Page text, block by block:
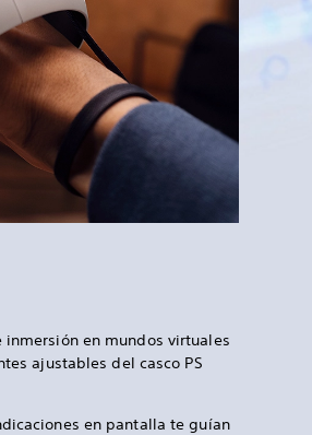
en mundos virtuales
ajustables del casco PS
en pantalla te guían